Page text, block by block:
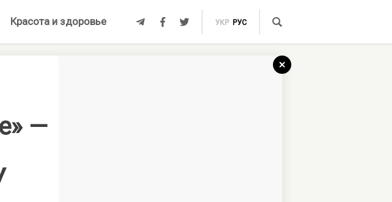
Красота и здоровье УКР РУС
—